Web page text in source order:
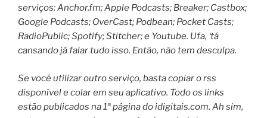
serviços: Anchor.fm; Apple Podcasts; Breaker; Castbox;
Google Podcasts; OverCast; Podbean; Pocket Casts;
RadioPublic; Spotify; Stitcher; e Youtube. Ufa, ‘tá
cansando já falar tudo isso. Então, não tem desculpa.
Se você utilizar outro serviço, basta copiar o rss
disponível e colar em seu aplicativo. Todo os links
estão publicados na 1ª página do idigitais.com. Ah sim,